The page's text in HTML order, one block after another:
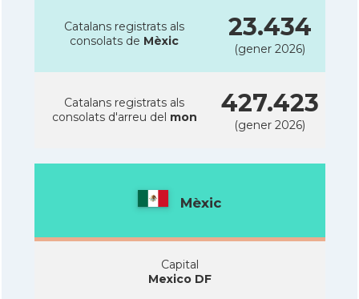
Catalans registrats als
consolats de Mèxic 23.434
(gener 2026)
Catalans registrats als
consolats d'arreu del mon 427.423
(gener 2026)
Mèxic
Capital
Mexico DF